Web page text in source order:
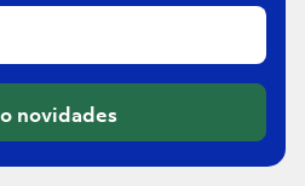
novidades